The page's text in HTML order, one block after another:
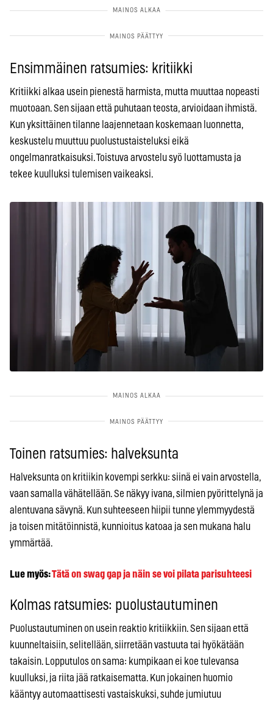
Ensimmäinen ratsumies: kritiikki
Kritiikki alkaa usein pienestä harmista, mutta muuttaa nopeasti
muotoaan. Sen sijaan että puhutaan teosta, arvioidaan ihmistä.
Kun yksittäinen tilanne laajennetaan koskemaan luonnetta,
keskustelu muuttuu puolustustaisteluksi eikä
ongelmanratkaisuksi. Toistuva arvostelu syö luottamusta ja
tekee kuulluksi tulemisen vaikeaksi.
Toinen ratsumies: halveksunta
Halveksunta on kritiikin kovempi serkku: siinä ei vain arvostella,
vaan samalla vähätellään. Se näkyy ivana, silmien pyörittelynä ja
alentuvana sävynä. Kun suhteeseen hiipii tunne ylemmyydestä
ja toisen mitätöinnistä, kunnioitus katoaa ja sen mukana halu
ymmärtää.
Lue myös:Tätä on swag gap ja näin se voi pilata parisuhteesi
Kolmas ratsumies: puolustautuminen
Puolustautuminen on usein reaktio kritiikkiin. Sen sijaan että
kuunneltaisiin, selitellään, siirretään vastuuta tai hyökätään
takaisin. Lopputulos on sama: kumpikaan ei koe tulevansa
kuulluksi, ja riita jää ratkaisematta. Kun jokainen huomio
kääntyy automaattisesti vastaiskuksi, suhde jumiutuu